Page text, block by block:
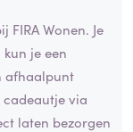
FIRA Wonen. Je
je een
afhaalpunt
via
laten bezorgen